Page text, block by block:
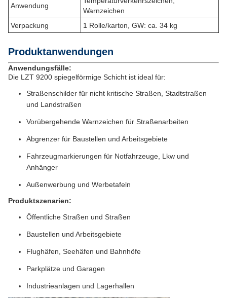
Anwendung
Warnzeichen
Verpackung
1 Rolle/karton, GW: ca. 34 kg
Produktanwendungen
Anwendungsfälle:
Die LZT 9200 spiegelförmige Schicht ist ideal für:
Straßenschilder für nicht kritische Straßen, Stadtstraßen
und Landstraßen
Vorübergehende Warnzeichen für Straßenarbeiten
Abgrenzer für Baustellen und Arbeitsgebiete
Fahrzeugmarkierungen für Notfahrzeuge, Lkw und
Anhänger
Außenwerbung und Werbetafeln
Produktszenarien:
Öffentliche Straßen und Straßen
Baustellen und Arbeitsgebiete
Flughäfen, Seehäfen und Bahnhöfe
Parkplätze und Garagen
Industrieanlagen und Lagerhallen